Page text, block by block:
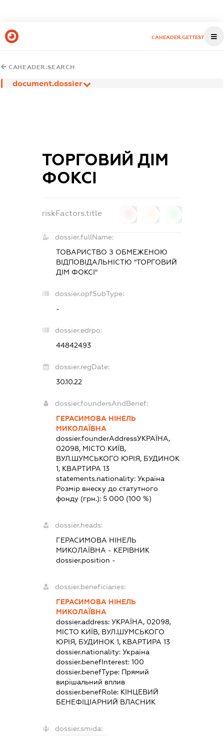
CAHEADER.GETTEST
CAHEADER.SEARCH
document.dossier
ТОРГОВИЙ ДІМ
ФОКСІ
riskFactors.title
dossier.fullName:
ТОВАРИСТВО З ОБМЕЖЕНОЮ
ВІДПОВІДАЛЬНІСТЮ "ТОРГОВИЙ
ДІМ ФОКСІ"
dossier.opfSubType:
-
dossier.edrpo:
44842493
dossier.regDate:
30.10.22
dossier.foundersAndBenef:
ГЕРАСИМОВА НІНЕЛЬ
МИКОЛАЇВНА
dossier.founderAddressУКРАЇНА,
02098, МІСТО КИЇВ,
ВУЛ.ШУМСЬКОГО ЮРІЯ, БУДИНОК
1, КВАРТИРА 13
statements.nationality: Україна
Розмір внеску до статутного
фонду (грн.): 5 000 (100 %)
dossier.heads:
ГЕРАСИМОВА НІНЕЛЬ
МИКОЛАЇВНА - КЕРІВНИК
dossier.position -
dossier.beneficiaries:
ГЕРАСИМОВА НІНЕЛЬ
МИКОЛАЇВНА
dossier.address: УКРАЇНА, 02098,
МІСТО КИЇВ, ВУЛ.ШУМСЬКОГО
ЮРІЯ, БУДИНОК 1, КВАРТИРА 13
dossier.nationality: Україна
dossier.benefInterest: 100
dossier.benefType: Прямий
вирішальний вплив
dossier.benefRole: КІНЦЕВИЙ
БЕНЕФІЦІАРНИЙ ВЛАСНИК
dossier.smida: